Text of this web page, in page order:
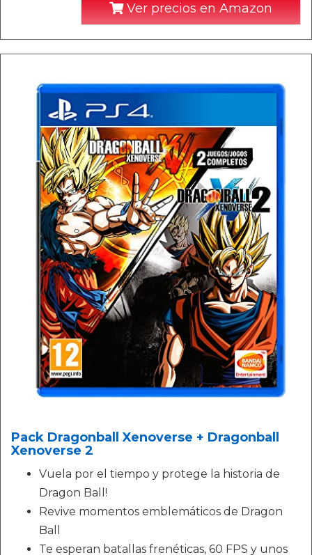
Ver precios en Amazon
Pack Dragonball Xenoverse + Dragonball
Xenoverse 2
Vuela por el tiempo y protege la historia de
Dragon Ball!
Revive momentos emblemáticos de Dragon
Ball
Te esperan batallas frenéticas, 60 FPS y unos